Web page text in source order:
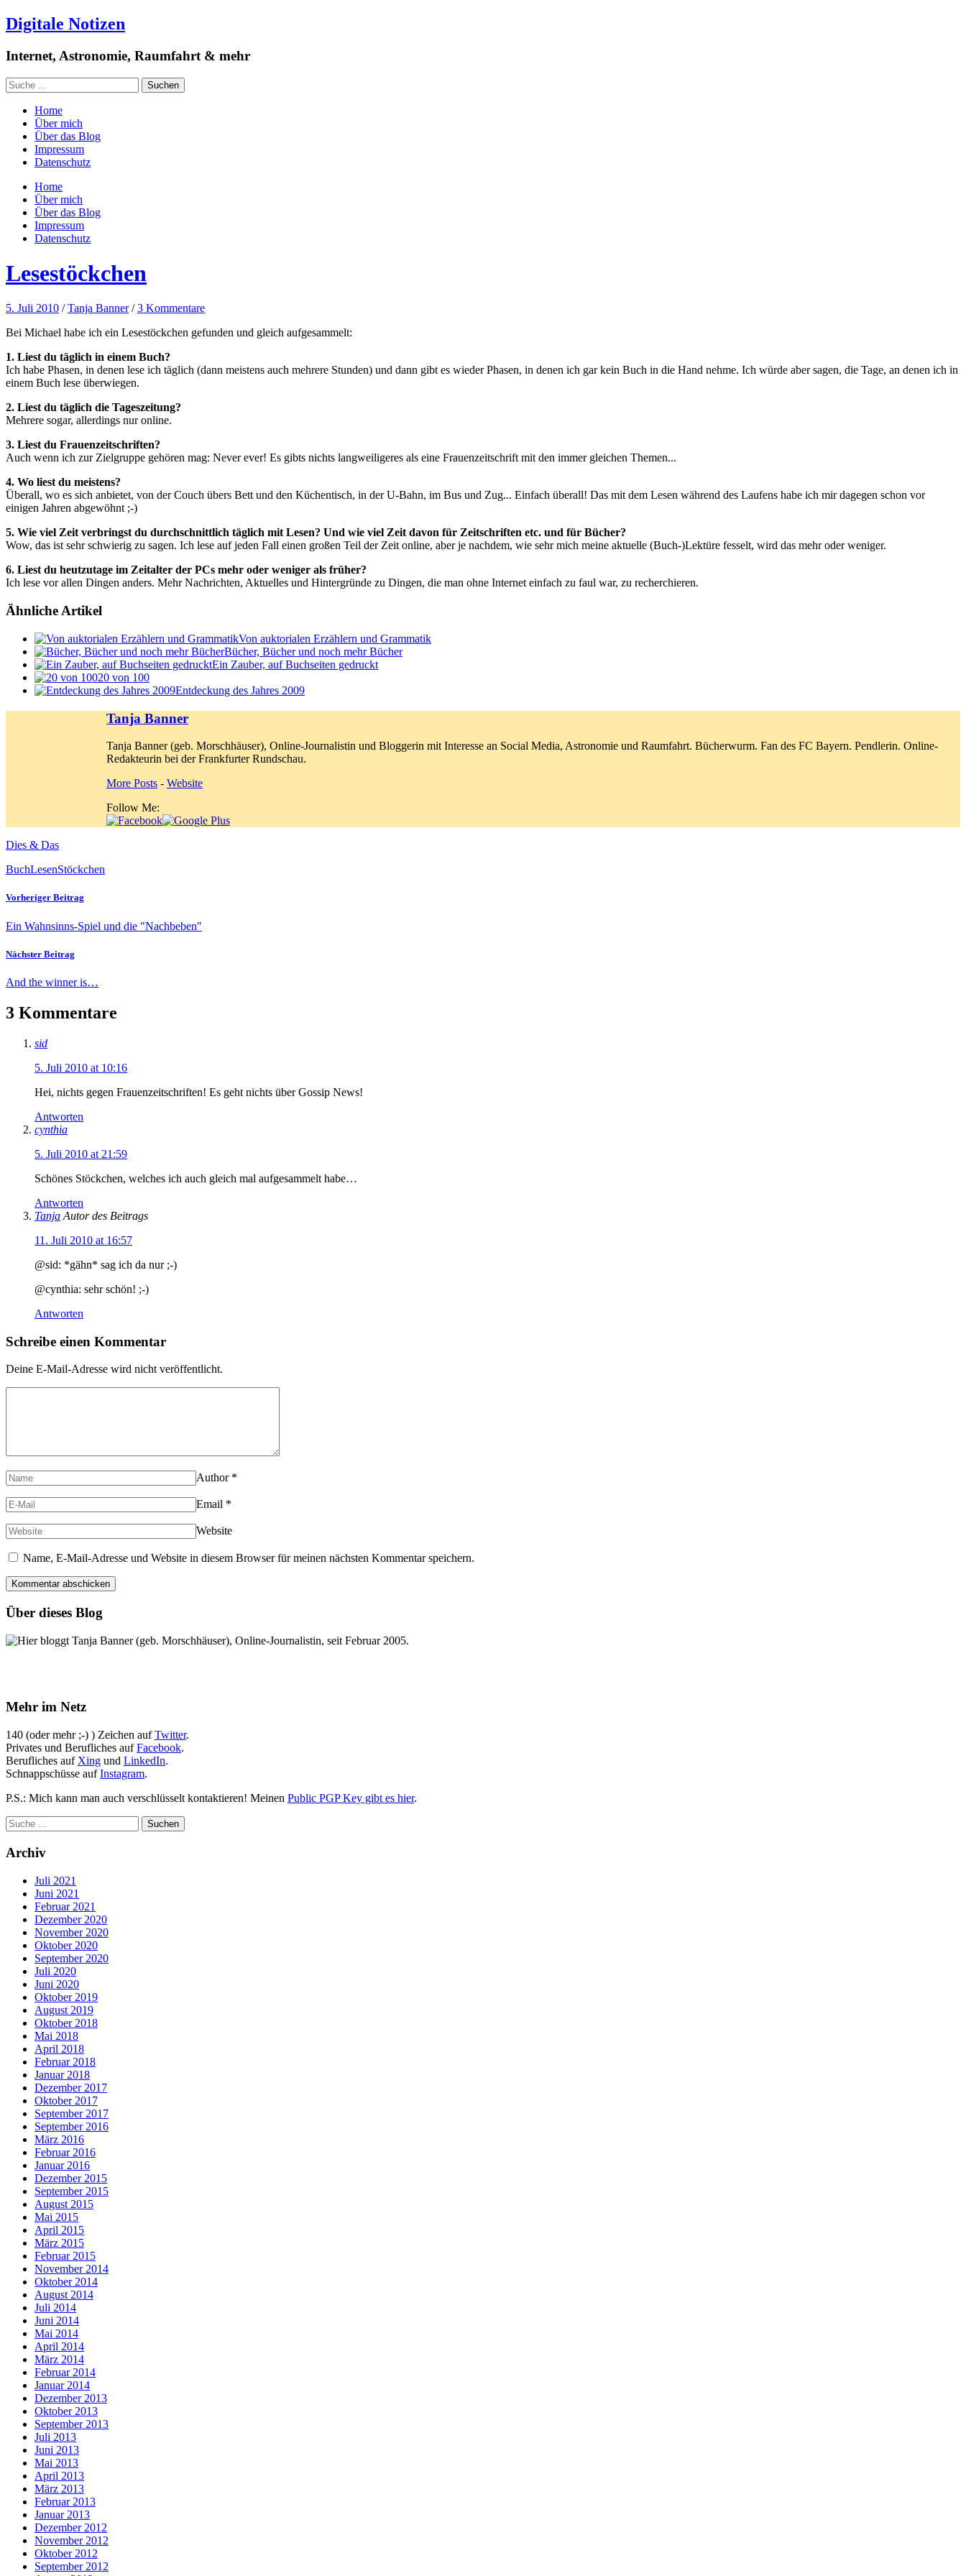
Digitale Notizen
Internet, Astronomie, Raumfahrt & mehr
Home
Über mich
Über das Blog
Impressum
Datenschutz
Home
Über mich
Über das Blog
Impressum
Datenschutz
Lesestöckchen
5. Juli 2010 /Tanja Banner /3 Kommentare
Bei Michael habe ich ein Lesestöckchen gefunden und gleich aufgesammelt:
1. Liest du täglich in einem Buch?
Ich habe Phasen, in denen lese ich täglich (dann meistens auch mehrere Stunden) und dann gibt es wieder Phasen, in denen ich gar kein Buch in die Hand nehme. Ich würde aber sagen, die Tage, an denen ich in
einem Buch lese überwiegen.
2. Liest du täglich die Tageszeitung?
Mehrere sogar, allerdings nur online.
3. Liest du Frauenzeitschriften?
Auch wenn ich zur Zielgruppe gehören mag: Never ever! Es gibts nichts langweiligeres als eine Frauenzeitschrift mit den immer gleichen Themen...
4. Wo liest du meistens?
Überall, wo es sich anbietet, von der Couch übers Bett und den Küchentisch, in der U-Bahn, im Bus und Zug... Einfach überall! Das mit dem Lesen während des Laufens habe ich mir dagegen schon vor
einigen Jahren abgewöhnt ;-)
5. Wie viel Zeit verbringst du durchschnittlich täglich mit Lesen? Und wie viel Zeit davon für Zeitschriften etc. und für Bücher?
Wow, das ist sehr schwierig zu sagen. Ich lese auf jeden Fall einen großen Teil der Zeit online, aber je nachdem, wie sehr mich meine aktuelle (Buch-)Lektüre fesselt, wird das mehr oder weniger.
6. Liest du heutzutage im Zeitalter der PCs mehr oder weniger als früher?
Ich lese vor allen Dingen anders. Mehr Nachrichten, Aktuelles und Hintergründe zu Dingen, die man ohne Internet einfach zu faul war, zu recherchieren.
Ähnliche Artikel
Von auktorialen Erzählern und Grammatik
Bücher, Bücher und noch mehr Bücher
Ein Zauber, auf Buchseiten gedruckt
20 von 100
Entdeckung des Jahres 2009
Tanja Banner
Tanja Banner (geb. Morschhäuser), Online-Journalistin und Bloggerin mit Interesse an Social Media, Astronomie und Raumfahrt. Bücherwurm. Fan des FC Bayern. Pendlerin. Online-
Redakteurin bei der Frankfurter Rundschau.
More Posts - Website
Follow Me:
Dies & Das
BuchLesenStöckchen
Vorheriger Beitrag
Ein Wahnsinns-Spiel und die "Nachbeben"
Nächster Beitrag
And the winner is…
3 Kommentare
sid
5. Juli 2010 at 10:16
Hei, nichts gegen Frauenzeitschriften! Es geht nichts über Gossip News!
Antworten
cynthia
5. Juli 2010 at 21:59
Schönes Stöckchen, welches ich auch gleich mal aufgesammelt habe…
Antworten
Tanja Autor des Beitrags
11. Juli 2010 at 16:57
@sid: *gähn* sag ich da nur ;-)
@cynthia: sehr schön! ;-)
Antworten
Schreibe einen Kommentar
Deine E-Mail-Adresse wird nicht veröffentlicht.
Author *
Email *
Website
Name, E-Mail-Adresse und Website in diesem Browser für meinen nächsten Kommentar speichern.
Über dieses Blog
Hier bloggt Tanja Banner (geb. Morschhäuser), Online-Journalistin, seit Februar 2005.
Mehr im Netz
140 (oder mehr ;-) ) Zeichen aufTwitter.
Privates und Berufliches aufFacebook.
Berufliches auf Xing und LinkedIn.
Schnappschüsse aufInstagram.
P.S.: Mich kann man auch verschlüsselt kontaktieren! Meinen Public PGP Key gibt es hier.
Archiv
Juli 2021
Juni 2021
Februar 2021
Dezember 2020
November 2020
Oktober 2020
September 2020
Juli 2020
Juni 2020
Oktober 2019
August 2019
Oktober 2018
Mai 2018
April 2018
Februar 2018
Januar 2018
Dezember 2017
Oktober 2017
September 2017
September 2016
März 2016
Februar 2016
Januar 2016
Dezember 2015
September 2015
August 2015
Mai 2015
April 2015
März 2015
Februar 2015
November 2014
Oktober 2014
August 2014
Juli 2014
Juni 2014
Mai 2014
April 2014
März 2014
Februar 2014
Januar 2014
Dezember 2013
Oktober 2013
September 2013
Juli 2013
Juni 2013
Mai 2013
April 2013
März 2013
Februar 2013
Januar 2013
Dezember 2012
November 2012
Oktober 2012
September 2012